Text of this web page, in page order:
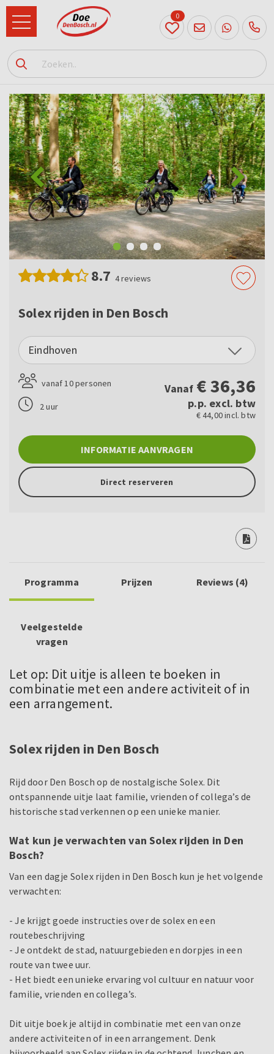
073
614
89 72
0
8.7 4reviews
Solex rijden in Den Bosch
Eindhoven
vanaf 10 personen
2 uur
Vanaf €36,36
p.p. excl. btw
€ 44,00 incl. btw
INFORMATIE AANVRAGEN
Direct reserveren
Programma Prijzen Reviews (4)
Veelgestelde
vragen
Let op: Dit uitje is alleen te boeken in
combinatie met een andere activiteit of in
een arrangement.
Solex rijden in Den Bosch
Rijd door Den Bosch op de nostalgische Solex. Dit
ontspannende uitje laat familie, vrienden of collega’s de
historische stad verkennen op een unieke manier.
Wat kun je verwachten van Solex rijden in Den
Bosch?
Van een dagje Solex rijden in Den Bosch kun je het volgende
verwachten:
- Je krijgt goede instructies over de solex en een
routebeschrijving
- Je ontdekt de stad, natuurgebieden en dorpjes in een
route van twee uur.
- Het biedt een unieke ervaring vol cultuur en natuur voor
familie, vrienden en collega’s.
Dit uitje boek je altijd in combinatie met een van onze
andere activiteiten of in een arrangement. Denk